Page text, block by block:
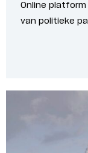
Online
van politieke